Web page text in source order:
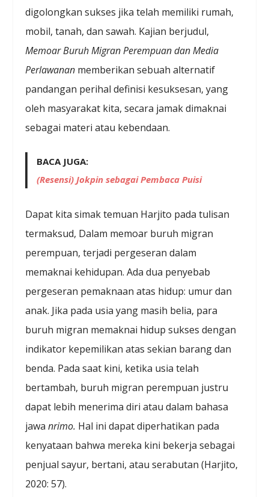
digolongkan sukses jika telah memiliki rumah,
mobil, tanah, dan sawah. Kajian berjudul,
Memoar Buruh Migran Perempuan dan Media
Perlawanan memberikan sebuah alternatif
pandangan perihal definisi kesuksesan, yang
oleh masyarakat kita, secara jamak dimaknai
sebagai materi atau kebendaan.
BACA JUGA:
(Resensi) Jokpin sebagai Pembaca Puisi
Dapat kita simak temuan Harjito pada tulisan
termaksud, Dalam memoar buruh migran
perempuan, terjadi pergeseran dalam
memaknai kehidupan. Ada dua penyebab
pergeseran pemaknaan atas hidup: umur dan
anak. Jika pada usia yang masih belia, para
buruh migran memaknai hidup sukses dengan
indikator kepemilikan atas sekian barang dan
benda. Pada saat kini, ketika usia telah
bertambah, buruh migran perempuan justru
dapat lebih menerima diri atau dalam bahasa
jawanrimo. Hal ini dapat diperhatikan pada
kenyataan bahwa mereka kini bekerja sebagai
penjual sayur, bertani, atau serabutan (Harjito,
2020: 57).